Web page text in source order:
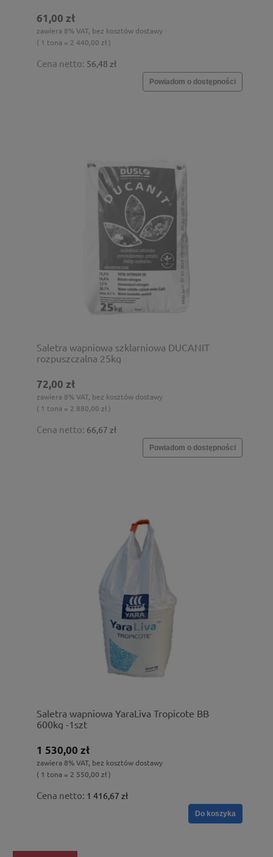
61,00 zł
zawiera 8% VAT, bez kosztów dostawy
( 1 tona = 2 440,00 zł )
Cena netto: 56,48 zł
Powiadom o dostępności
Saletra wapniowa szklarniowa DUCANIT
rozpuszczalna 25kg
72,00 zł
zawiera 8% VAT, bez kosztów dostawy
( 1 tona = 2 880,00 zł )
Cena netto: 66,67 zł
Powiadom o dostępności
Saletra wapniowa YaraLiva Tropicote BB
600kg -1szt
1 530,00 zł
zawiera 8% VAT, bez kosztów dostawy
( 1 tona = 2 550,00 zł )
Cena netto: 1 416,67 zł
Do koszyka